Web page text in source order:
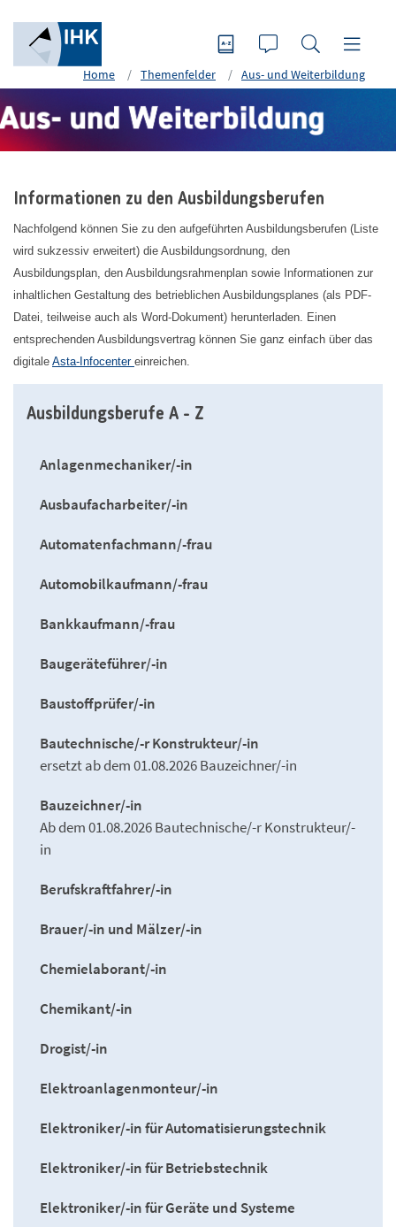
Home Themenfelder Aus- und Weiterbildung
Informationen zu den Ausbildungsberufen
Nachfolgend können Sie zu den aufgeführten Ausbildungsberufen (Liste
wird sukzessiv erweitert) die Ausbildungsordnung, den
Ausbildungsplan, den Ausbildungsrahmenplan sowie Informationen zur
inhaltlichen Gestaltung des betrieblichen Ausbildungsplanes (als PDF-
Datei, teilweise auch als Word-Dokument) herunterladen. Einen
entsprechenden Ausbildungsvertrag können Sie ganz einfach über das
digitale Asta-Infocenter einreichen.
Ausbildungsberufe A - Z
Anlagenmechaniker/-in
Ausbaufacharbeiter/-in
Automatenfachmann/-frau
Automobilkaufmann/-frau
Bankkaufmann/-frau
Baugeräteführer/-in
Baustoffprüfer/-in
Bautechnische/-r Konstrukteur/-in
ersetzt ab dem 01.08.2026 Bauzeichner/-in
Bauzeichner/-in
Ab dem 01.08.2026 Bautechnische/-r Konstrukteur/-
in
Berufskraftfahrer/-in
Brauer/-in und Mälzer/-in
Chemielaborant/-in
Chemikant/-in
Drogist/-in
Elektroanlagenmonteur/-in
Elektroniker/-in für Automatisierungstechnik
Elektroniker/-in für Betriebstechnik
Elektroniker/-in für Geräte und Systeme